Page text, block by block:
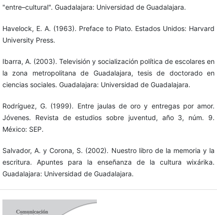
"entre–cultural". Guadalajara: Universidad de Guadalajara.
Havelock, E. A. (1963). Preface to Plato. Estados Unidos: Harvard
University Press.
Ibarra, A. (2003). Televisión y socialización política de escolares en
la zona metropolitana de Guadalajara, tesis de doctorado en
ciencias sociales. Guadalajara: Universidad de Guadalajara.
Rodríguez, G. (1999). Entre jaulas de oro y entregas por amor.
Jóvenes. Revista de estudios sobre juventud, año 3, núm. 9.
México: SEP.
Salvador, A. y Corona, S. (2002). Nuestro libro de la memoria y la
escritura. Apuntes para la enseñanza de la cultura wixárika.
Guadalajara: Universidad de Guadalajara.